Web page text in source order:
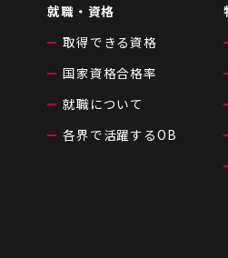
就職・資格
取得できる資格
国家資格合格率
就職について
各界で活躍するOB